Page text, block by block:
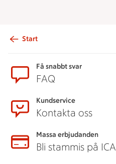
Start
Få snabbt svar
FAQ
Kundservice
Kontakta oss
Massa erbjudanden
Bli stammis på ICA